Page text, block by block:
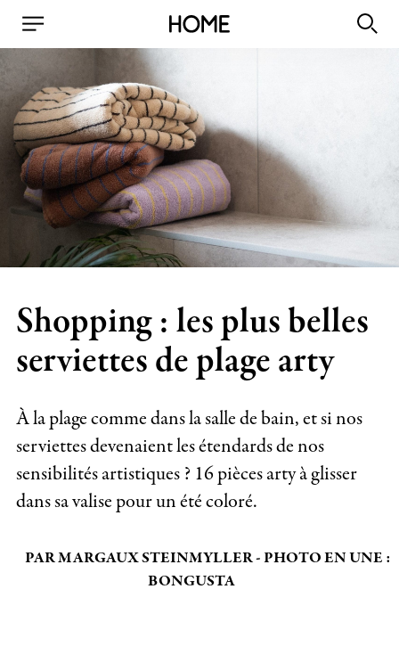
Shopping : les plus belles
serviettes de plage arty
À la plage comme dans la salle de bain, et si nos
serviettes devenaient les étendards de nos
sensibilités artistiques ? 16 pièces arty à glisser
dans sa valise pour un été coloré.
PAR MARGAUX STEINMYLLER - PHOTO EN UNE :
BONGUSTA